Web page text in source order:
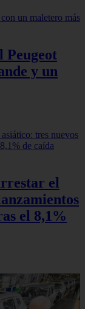
Peugeot
y un
el
el 8,1%